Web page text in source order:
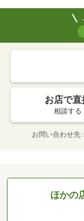
お店で直
相談する
お問い合わせ先
ほかの